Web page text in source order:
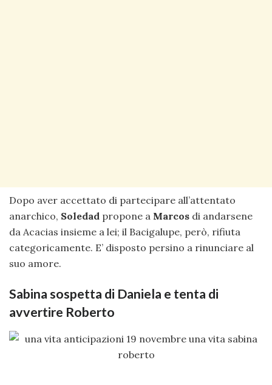
Dopo aver accettato di partecipare all’attentato
anarchico, Soledad propone a Marcos di andarsene
da Acacias insieme a lei; il Bacigalupe, però, rifiuta
categoricamente. E’ disposto persino a rinunciare al
suo amore.
Sabina sospetta di Daniela e tenta di
avvertire Roberto